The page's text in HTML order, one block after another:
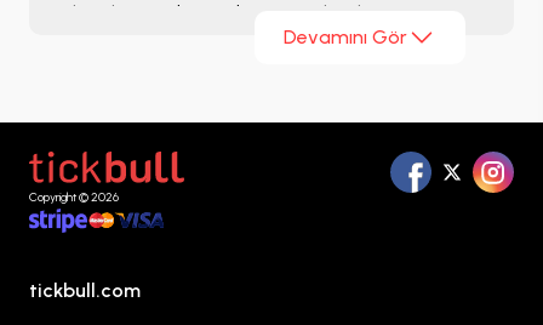
Take That grubunun bir üyesi olarak tanınan
Williams, kısa sürede solo kariyerine yönelerek
Devamını Gör
Copyright © 2026
tickbull.com